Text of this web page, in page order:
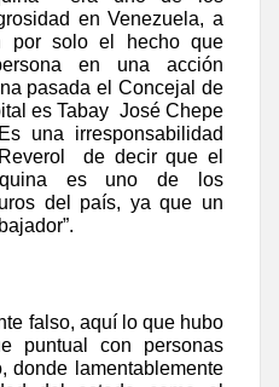
en Venezuela, a
por solo el hecho que
en una acción
pasada el Concejal de
es Tabay José Chepe
una irresponsabilidad
de decir que el
es uno de los
del país, ya que un
falso, aquí lo que hubo
puntual con personas
donde lamentablemente